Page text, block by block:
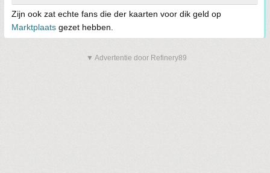
Zijn ook zat echte fans die der kaarten voor dik geld op
Marktplaats gezet hebben.
▼ Advertentie door Refinery89